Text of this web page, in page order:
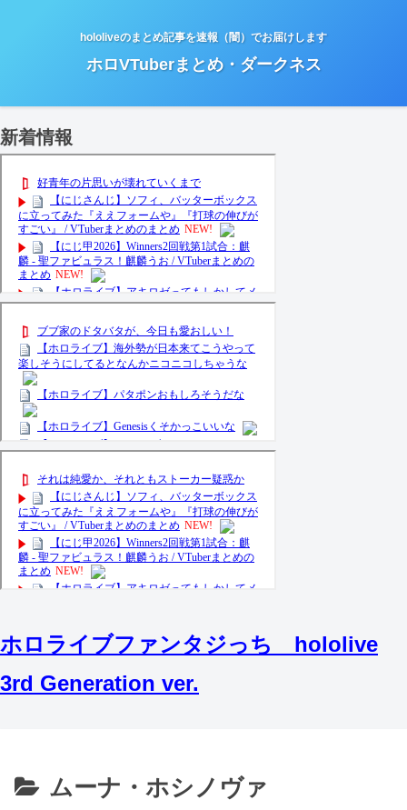
hololiveのまとめ記事を速報（闇）でお届けします
ホロVTuberまとめ・ダークネス
新着情報
ホロライブファンタジっち hololive
3rd Generation ver.
ムーナ・ホシノヴァ